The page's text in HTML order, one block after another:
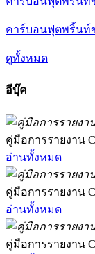
คาร์บอนฟุตพริ้นท์ข
ดูทั้งหมด
อีบุ๊ค
คู่มือการรายงาน
อ่านทั้งหมด
คู่มือการรายงาน
อ่านทั้งหมด
คู่มือการรายงาน